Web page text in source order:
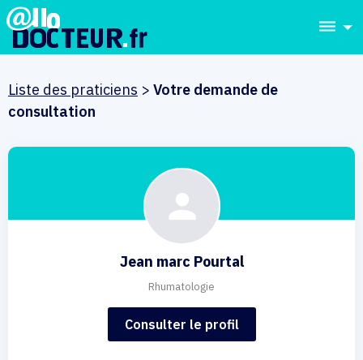
dehaze
Liste des praticiens > Votre demande de
consultation
Jean marc Pourtal
Rhumatologie
Consulter le profil